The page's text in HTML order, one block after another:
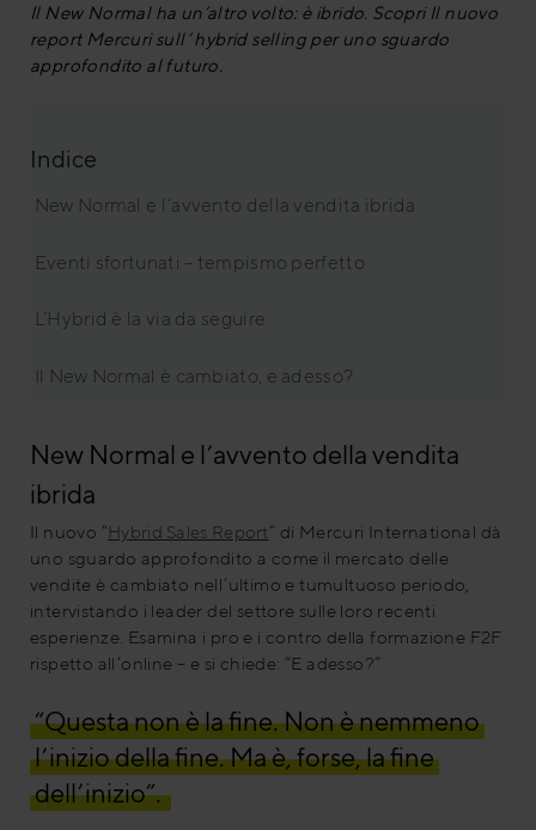
Il New Normal ha un’altro volto: è ibrido. Scopri Il nuovo
report Mercuri sull’ hybrid selling per uno sguardo
approfondito al futuro.
Indice
New Normal e l’avvento della vendita ibrida
Eventi sfortunati – tempismo perfetto
L’Hybrid è la via da seguire
Il New Normal è cambiato, e adesso?
New Normal e l’avvento della vendita
ibrida
Il nuovo “Hybrid Sales Report” di Mercuri International dà
uno sguardo approfondito a come il mercato delle
vendite è cambiato nell’ultimo e tumultuoso periodo,
intervistando i leader del settore sulle loro recenti
esperienze. Esamina i pro e i contro della formazione F2F
rispetto all’online – e si chiede: “E adesso?”
“Questa non è la fine. Non è nemmeno
l’inizio della fine. Ma è, forse, la fine
dell’inizio”.